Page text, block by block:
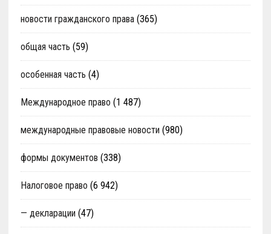
новости гражданского права(365)
общая часть (59)
особенная часть (4)
Международное право (1 487)
международные правовые новости (980)
формы документов (338)
Налоговое право (6 942)
— декларации (47)